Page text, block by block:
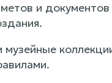
и документов